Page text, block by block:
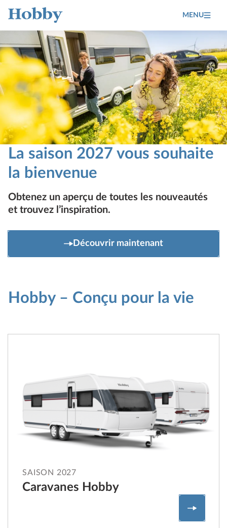
MENU
La saison 2027 vous souhaite
la bienvenue
Obtenez un aperçu de toutes les nouveautés
et trouvez l’inspiration.
Découvrir maintenant
Hobby – Conçu pour la vie
SAISON 2027
Caravanes Hobby